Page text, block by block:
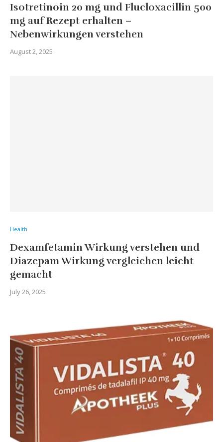
Isotretinoin 20 mg und Flucloxacillin 500
mg auf Rezept erhalten –
Nebenwirkungen verstehen
August 2, 2025
Health
Dexamfetamin Wirkung verstehen und
Diazepam Wirkung vergleichen leicht
gemacht
July 26, 2025